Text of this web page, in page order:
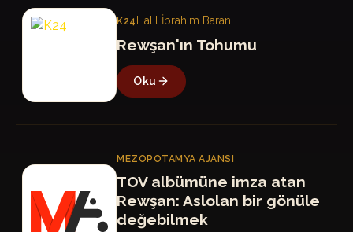
K K24 Halil İbrahim Baran
Rewşan'ın Tohumu
Oku
MA
MEZOPOTAMYA AJANSI
TOV albümüne imza atan
Rewşan: Aslolan bir gönüle
değebilmek